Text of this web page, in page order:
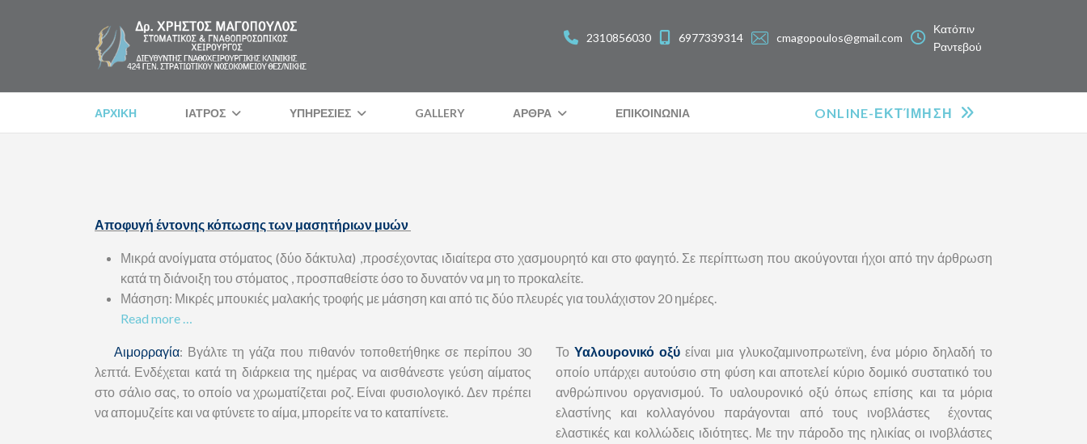
2310856030 6977339314 cmagopoulos@gmail.com
Κατόπιν
Ραντεβού
ONLINE-ΕΚΤΊΜΗΣΗ
ΑΡΧΙΚΗ ΙΑΤΡΟΣ ΥΠΗΡΕΣΙΕΣ GALLERY ΑΡΘΡΑ ΕΠΙΚΟΙΝΩΝΙΑ
Αποφυγή έντονης κόπωσης των μασητήριων μυών
Μικρά ανοίγματα στόματος (δύο δάκτυλα) ,προσέχοντας ιδιαίτερα στο χασμουρητό και στο φαγητό. Σε περίπτωση που ακούγονται ήχοι από την άρθρωση
κατά τη διάνοιξη του στόματος , προσπαθείστε όσο το δυνατόν να μη το προκαλείτε.
Μάσηση: Μικρές μπουκιές μαλακής τροφής με μάσηση και από τις δύο πλευρές για τουλάχιστον 20 ημέρες.
Read more …
Αιμορραγία: Βγάλτε τη γάζα που πιθανόν τοποθετήθηκε σε περίπου 30
λεπτά. Ενδέχεται κατά τη διάρκεια της ημέρας να αισθάνεστε γεύση αίματος
στο σάλιο σας, το οποίο να χρωματίζεται ροζ. Είναι φυσιολογικό. Δεν πρέπει
να απομυζείτε και να φτύνετε το αίμα, μπορείτε να το καταπίνετε.
ΤοΥαλουρονικό οξύ είναι μια γλυκοζαμινοπρωτεϊνη, ένα μόριο δηλαδή το
οποίο υπάρχει αυτούσιο στη φύση και αποτελεί κύριο δομικό συστατικό του
ανθρώπινου οργανισμού. Το υαλουρονικό οξύ όπως επίσης και τα μόρια
ελαστίνης και κολλαγόνου παράγονται από τους ινοβλάστες έχοντας
ελαστικές και κολλώδεις ιδιότητες. Με την πάροδο της ηλικίας οι ινοβλάστες